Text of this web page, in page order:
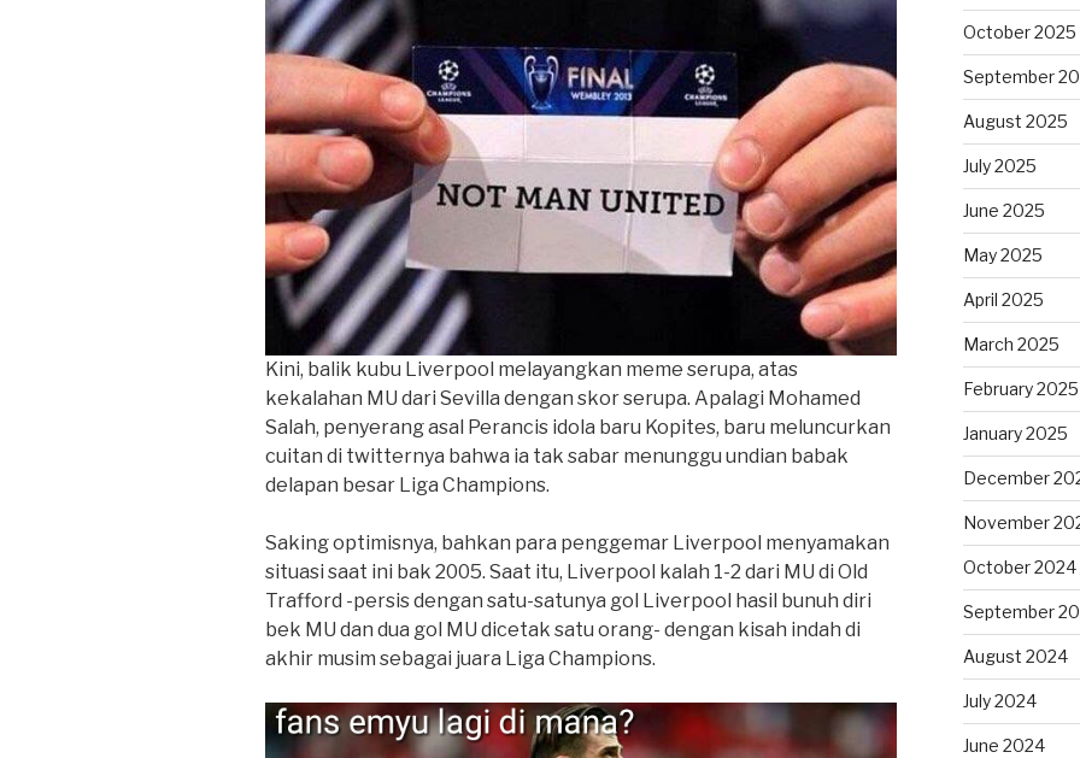
Kini, balik kubu Liverpool melayangkan meme serupa, atas
kekalahan MU dari Sevilla dengan skor serupa. Apalagi Mohamed
Salah, penyerang asal Perancis idola baru Kopites, baru meluncurkan
cuitan di twitternya bahwa ia tak sabar menunggu undian babak
delapan besar Liga Champions.
Saking optimisnya, bahkan para penggemar Liverpool menyamakan
situasi saat ini bak 2005. Saat itu, Liverpool kalah 1-2 dari MU di Old
Trafford -persis dengan satu-satunya gol Liverpool hasil bunuh diri
bek MU dan dua gol MU dicetak satu orang- dengan kisah indah di
akhir musim sebagai juara Liga Champions.
October 2025
September
August 2025
July 2025
June 2025
May 2025
April 2025
March 2025
February 2025
January 2025
December
November
October 2024
September
August 2024
July 2024
June 2024